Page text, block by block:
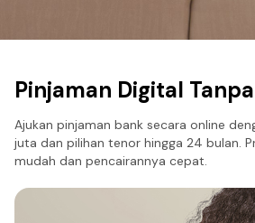
Pinjaman Digital
Ajukan pinjaman bank secara online
juta dan pilihan tenor hingga 24 bulan.
mudah dan pencairannya cepat.